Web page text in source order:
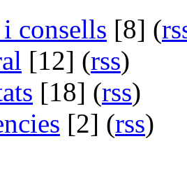
consells [8] (
[12] (rss)
[18] (rss)
[2] (rss)